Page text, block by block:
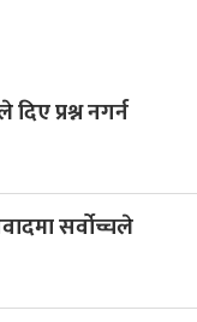
दिए प्रश्न नगर्न
सर्वोच्चले